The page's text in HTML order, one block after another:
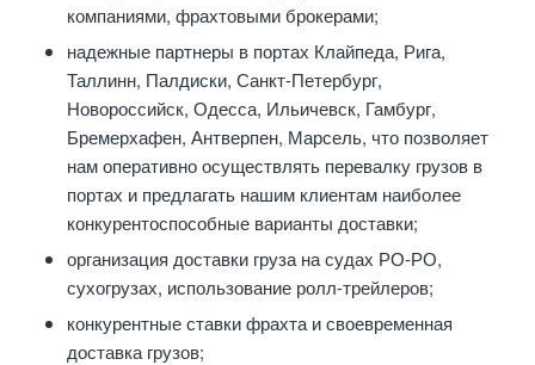
компаниями, фрахтовыми брокерами;
надежные партнеры в портах Клайпеда, Рига,
Таллинн, Палдиски, Санкт-Петербург,
Новороссийск, Одесса, Ильичевск, Гамбург,
Бремерхафен, Антверпен, Марсель, что позволяет
нам оперативно осуществлять перевалку грузов в
портах и предлагать нашим клиентам наиболее
конкурентоспособные варианты доставки;
организация доставки груза на судах РО-РО,
сухогрузах, использование ролл-трейлеров;
конкурентные ставки фрахта и своевременная
доставка грузов;